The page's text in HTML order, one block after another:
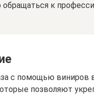
к
с помощью виниров
позволяют